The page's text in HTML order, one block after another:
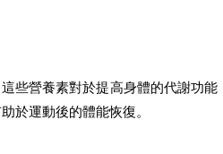
些營養素對於提高身體的代謝功能
於運動後的體能恢復。